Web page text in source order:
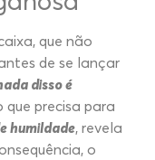
que não
de se lançar
disso é
que precisa para
humildade, revela
o